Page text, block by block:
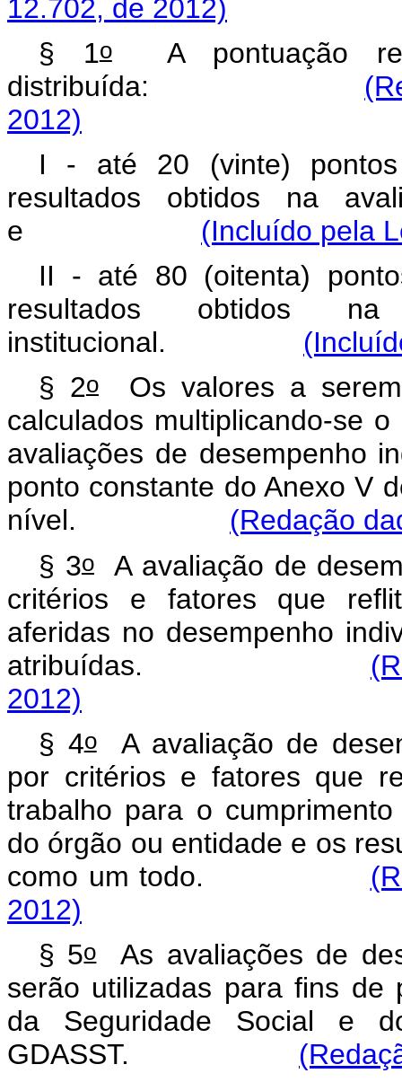
12.702, de 2012)
§ 1oA pontuação
distribuída:
2012)
I - até 20 (vinte)
resultados obtidos na
e (Incluído pela
II - até 80 (oitenta)
resultados obtidos
institucional.
§ 2oOs valores a serem
calculados multiplicando-se
avaliações de desempenho
ponto constante do Anexo V
nível. (Redação
§ 3oA avaliação de
critérios e fatores que
aferidas no desempenho
atribuídas.
2012)
§ 4oA avaliação de
por critérios e fatores que
trabalho para o
do órgão ou entidade e os
como um todo.
2012)
§ 5oAs avaliações de
serão utilizadas para fins de
da Seguridade Social e
GDASST.